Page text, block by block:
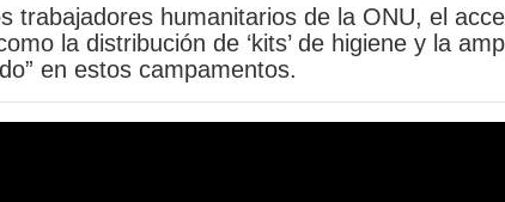
trabajadores humanitarios de la ONU, el
la distribución de ‘kits’ de higiene y la
en estos campamentos.